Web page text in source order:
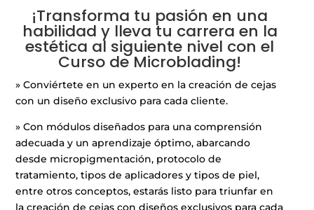
¡Transforma tu pasión en una
habilidad y lleva tu carrera en la
estética al siguiente nivel con el
Curso de Microblading!
» Conviértete en un experto en la creación de cejas
con un diseño exclusivo para cada cliente.
» Con módulos diseñados para una comprensión
adecuada y un aprendizaje óptimo, abarcando
desde micropigmentación, protocolo de
tratamiento, tipos de aplicadores y tipos de piel,
entre otros conceptos, estarás listo para triunfar en
la creación de cejas con diseños exclusivos para cada